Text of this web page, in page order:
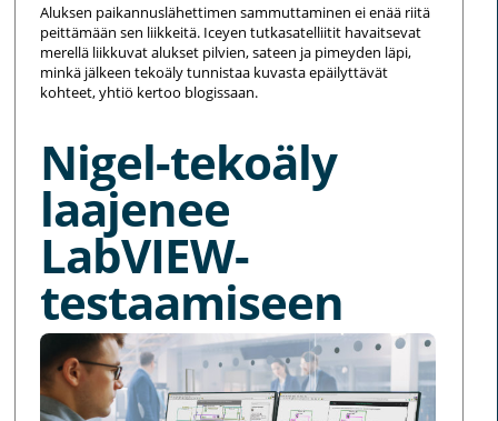
Aluksen paikannuslähettimen sammuttaminen ei enää riitä
peittämään sen liikkeitä. Iceyen tutkasatelliitit havaitsevat
merellä liikkuvat alukset pilvien, sateen ja pimeyden läpi,
minkä jälkeen tekoäly tunnistaa kuvasta epäilyttävät
kohteet, yhtiö kertoo blogissaan.
Nigel-tekoäly
laajenee
LabVIEW-
testaamiseen